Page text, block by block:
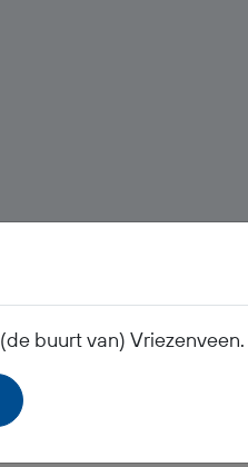
buurt van) Vriezenveen.